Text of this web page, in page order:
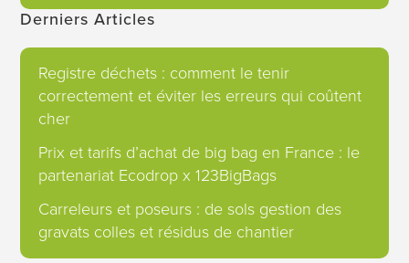
Derniers Articles
Registre déchets : comment le tenir
correctement et éviter les erreurs qui coûtent
cher
Prix et tarifs d’achat de big bag en France : le
partenariat Ecodrop x 123BigBags
Carreleurs et poseurs : de sols gestion des
gravats colles et résidus de chantier